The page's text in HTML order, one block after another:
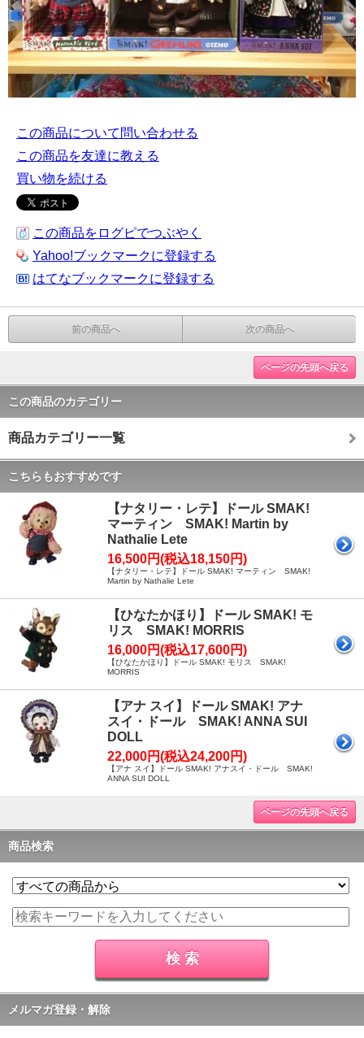
この商品について問い合わせる
この商品を友達に教える
買い物を続ける
この商品をログピでつぶやく
Yahoo!ブックマークに登録する
はてなブックマークに登録する
前の商品へ 次の商品へ
ページの先頭へ戻る
この商品のカテゴリー
商品カテゴリー一覧
こちらもおすすめです
【ナタリー・レテ】ドール SMAK!
マーティン SMAK! Martin by
Nathalie Lete
16,500円(税込18,150円)
【ナタリー・レテ】ドール SMAK! マーティン SMAK!
Martin by Nathalie Lete
【ひなたかほり】ドール SMAK! モ
リス SMAK! MORRIS
16,000円(税込17,600円)
【ひなたかほり】ドール SMAK! モリス SMAK!
MORRIS
【アナ スイ】ドール SMAK! アナ
スイ・ドール SMAK! ANNA SUI
DOLL
22,000円(税込24,200円)
【アナ スイ】ドール SMAK! アナスイ・ドール SMAK!
ANNA SUI DOLL
ページの先頭へ戻る
商品検索
メルマガ登録・解除